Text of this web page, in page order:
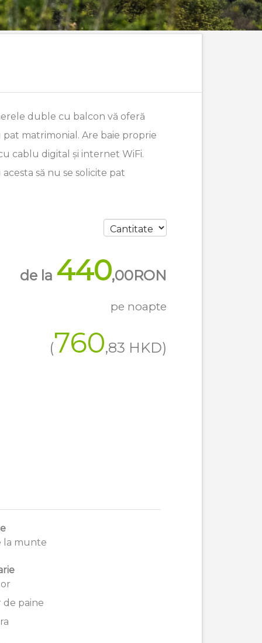
duble cu balcon vă oferă
matrimonial. Are baie proprie
cablu digital și internet WiFi.
să nu se solicite pat
de la 440,00RON
pe noapte
(760,83 HKD)
la munte
paine